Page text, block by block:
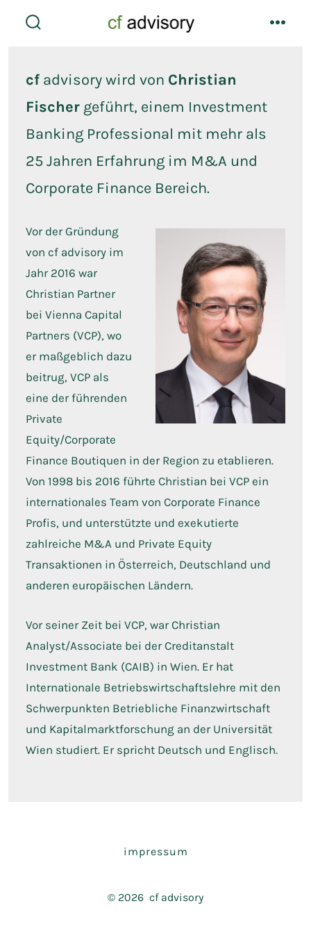
cfadvisory wird von Christian
Fischergeführt, einem Investment
Banking Professional mit mehr als
25 Jahren Erfahrung im M&A und
Corporate Finance Bereich.
Vor der Gründung
von cf advisory im
Jahr 2016 war
Christian Partner
bei Vienna Capital
Partners (VCP), wo
er maßgeblich dazu
beitrug, VCP als
eine der führenden
Private
Equity/Corporate
Finance Boutiquen in der Region zu etablieren.
Von 1998 bis 2016 führte Christian bei VCP ein
internationales Team von Corporate Finance
Profis, und unterstützte und exekutierte
zahlreiche M&A und Private Equity
Transaktionen in Österreich, Deutschland und
anderen europäischen Ländern.
Vor seiner Zeit bei VCP, war Christian
Analyst/Associate bei der Creditanstalt
Investment Bank (CAIB) in Wien. Er hat
Internationale Betriebswirtschaftslehre mit den
Schwerpunkten Betriebliche Finanzwirtschaft
und Kapitalmarktforschung an der Universität
Wien studiert. Er spricht Deutsch und Englisch.
impressum
© 2026 cf advisory